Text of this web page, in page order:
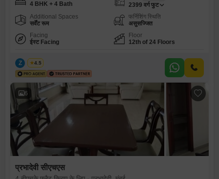
4 BHK + 4 Bath
2399 वर्ग फुट
Additional Spaces
सर्वेंट रूम
फर्निशिंग स्थिति
असुसज्जित
Facing
ईस्ट Facing
Floor
12th of 24 Floors
Z Zeltro
4.5
6
प्रभादेवी सीएचएस